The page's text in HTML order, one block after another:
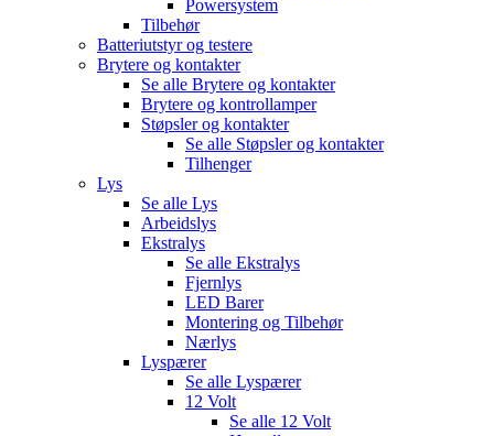
Powersystem
Tilbehør
Batteriutstyr og testere
Brytere og kontakter
Se alle Brytere og kontakter
Brytere og kontrollamper
Støpsler og kontakter
Se alle Støpsler og kontakter
Tilhenger
Lys
Se alle Lys
Arbeidslys
Ekstralys
Se alle Ekstralys
Fjernlys
LED Barer
Montering og Tilbehør
Nærlys
Lyspærer
Se alle Lyspærer
12 Volt
Se alle 12 Volt